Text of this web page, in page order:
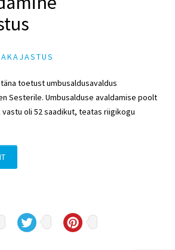
toetust umbusaldusavaldus
Sesterile. Umbusalduse avaldamise poolt
oli 52 saadikut, teatas riigikogu